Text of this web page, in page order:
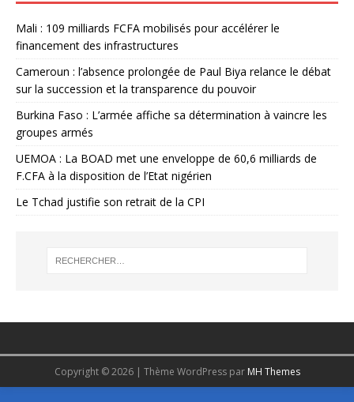
Mali : 109 milliards FCFA mobilisés pour accélérer le
financement des infrastructures
Cameroun : l’absence prolongée de Paul Biya relance le débat
sur la succession et la transparence du pouvoir
Burkina Faso : L’armée affiche sa détermination à vaincre les
groupes armés
UEMOA : La BOAD met une enveloppe de 60,6 milliards de
F.CFA à la disposition de l’Etat nigérien
Le Tchad justifie son retrait de la CPI
Copyright © 2026 | Thème WordPress par MH Themes